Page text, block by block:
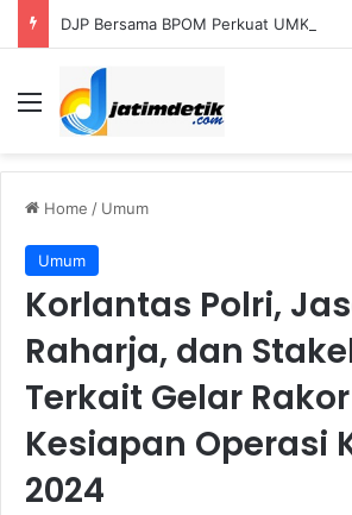
Menu
Home / Umum
Umum
Korlantas Polri,
Raharja, dan
Terkait Gelar Rakor
Kesiapan Operasi
2024